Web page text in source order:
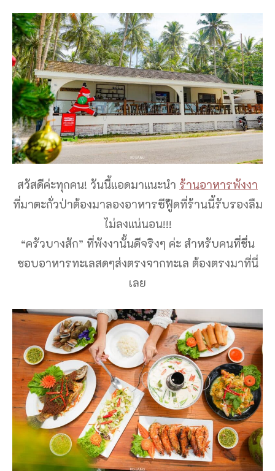
สวัสดีค่ะทุกคน! วันนี้แอดมาแนะนำ ร้านอาหารพังงา
ที่มาตะกั่วป่าต้องมาลองอาหารซีฟู๊ดที่ร้านนี้รับรองลืม
ไม่ลงแน่นอน!!!
“ครัวบางสัก” ที่พังงานั้นดีจริงๆ ค่ะ สำหรับคนที่ชื่น
ชอบอาหารทะเลสดๆส่งตรงจากทะเล ต้องตรงมาที่นี่
เลย